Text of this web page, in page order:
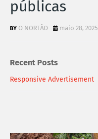
públicas
O NORTÃO maio 28, 2025
Recent Posts
Responsive Advertisement